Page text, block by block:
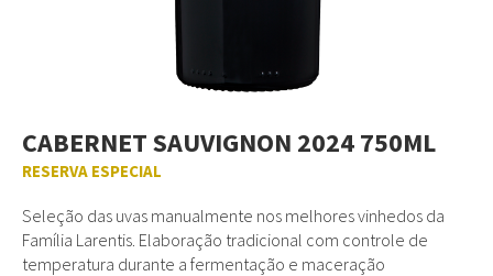
CABERNET SAUVIGNON 2024 750ML
RESERVA ESPECIAL
Seleção das uvas manualmente nos melhores vinhedos da
Família Larentis. Elaboração tradicional com controle de
temperatura durante a fermentação e maceração